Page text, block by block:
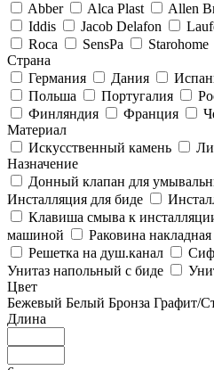
Abber
Alca Plast Allen
Iddis
Jacob Delafon
Roca
SensPa Starohome
Страна
Германия
Дания
Польша
Португалия
Финляндия
Франция
Материал
Искусственный камень
Назначение
Донный клапан для
Инсталляция для биде
Клавиша смыва к
машиной
Раковина накладная
Решетка на душ.канал
Унитаз напольный с биде
Цвет
Бежевый Белый Бронза Графит/
Длина